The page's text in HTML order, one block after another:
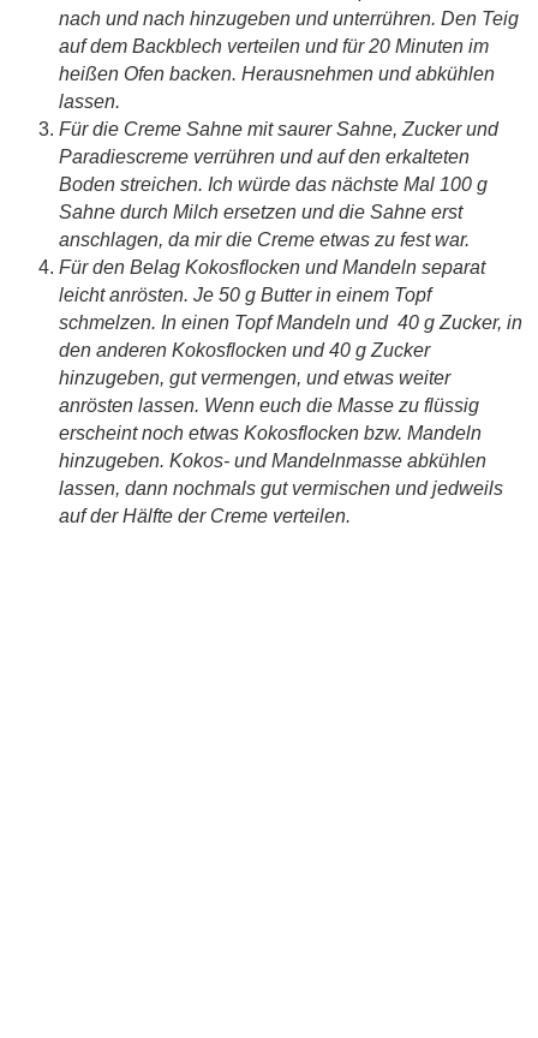
nach und nach hinzugeben und unterrühren. Den Teig
auf dem Backblech verteilen und für 20 Minuten im
heißen Ofen backen. Herausnehmen und abkühlen
lassen.
Für die Creme Sahne mit saurer Sahne, Zucker und
Paradiescreme verrühren und auf den erkalteten
Boden streichen. Ich würde das nächste Mal 100 g
Sahne durch Milch ersetzen und die Sahne erst
anschlagen, da mir die Creme etwas zu fest war.
Für den Belag Kokosflocken und Mandeln separat
leicht anrösten. Je 50 g Butter in einem Topf
schmelzen. In einen Topf Mandeln und 40 g Zucker, in
den anderen Kokosflocken und 40 g Zucker
hinzugeben, gut vermengen, und etwas weiter
anrösten lassen. Wenn euch die Masse zu flüssig
erscheint noch etwas Kokosflocken bzw. Mandeln
hinzugeben. Kokos- und Mandelnmasse abkühlen
lassen, dann nochmals gut vermischen und jedweils
auf der Hälfte der Creme verteilen.